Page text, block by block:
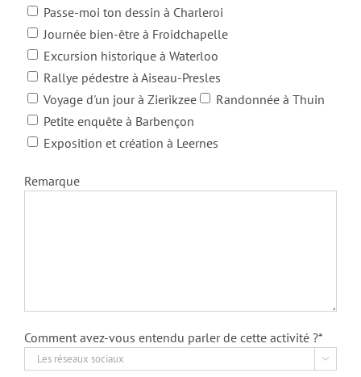
Passe-moi ton dessin à Charleroi
Journée bien-être à Froidchapelle
Excursion historique à Waterloo
Rallye pédestre à Aiseau-Presles
Voyage d'un jour à Zierikzee
Randonnée à Thuin
Petite enquête à Barbençon
Exposition et création à Leernes
Remarque
Comment avez-vous entendu parler de cette activité ?*
